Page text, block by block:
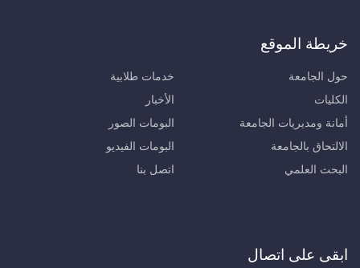
خريطة الموقع
حول الجامعة
الكليات
أمانة ومديريات الجامعة
الالتحاق بالجامعة
البحث العلمي
خدمات طلابية
الأخبار
البومات الصور
البومات الفيديو
اتصل بنا
ابقى على اتصال